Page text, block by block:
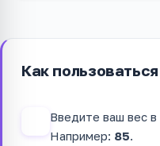
Как
Введите ваш вес в
Например: 85.